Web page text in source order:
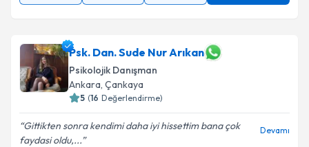
Psk. Dan. Sude Nur Arıkan
Psikolojik Danışman
Ankara, Çankaya
5 (16 Değerlendirme)
Gittikten sonra kendimi daha iyi hissettim bana çok
faydasi oldu,...
Devamı